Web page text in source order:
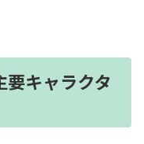
キャラクタ